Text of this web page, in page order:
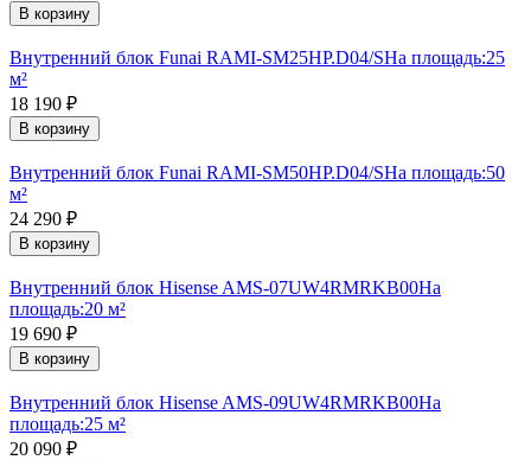
В корзину
Внутренний блок Funai RAMI-SM25HP.D04/SНа площадь:25
м²
18 190 ₽
В корзину
Внутренний блок Funai RAMI-SM50HP.D04/SНа площадь:50
м²
24 290 ₽
В корзину
Внутренний блок Hisense AMS-07UW4RMRKB00На
площадь:20 м²
19 690 ₽
В корзину
Внутренний блок Hisense AMS-09UW4RMRKB00На
площадь:25 м²
20 090 ₽